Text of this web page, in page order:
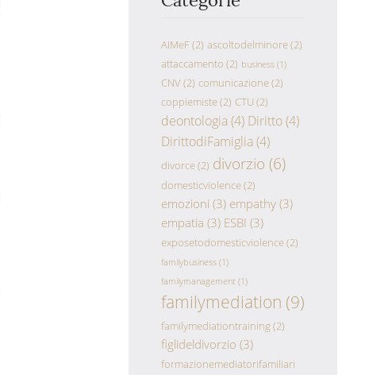
AIMeF(2) ascoltodelminore(2)
attaccamento (2) business(1)
CNV(2) comunicazione(2)
coppiemiste(2) CTU (2)
deontologia (4) Diritto(4)
DirittodiFamiglia (4)
divorce(2) divorzio (6)
domesticviolence(2)
emozioni (3) empathy(3)
empatia (3) ESBI (3)
exposetodomesticviolence(2)
familybusiness(1)
familymanagement (1)
familymediation (9)
familymediationtraining(2)
figlideldivorzio (3)
formazionemediatorifamiliari